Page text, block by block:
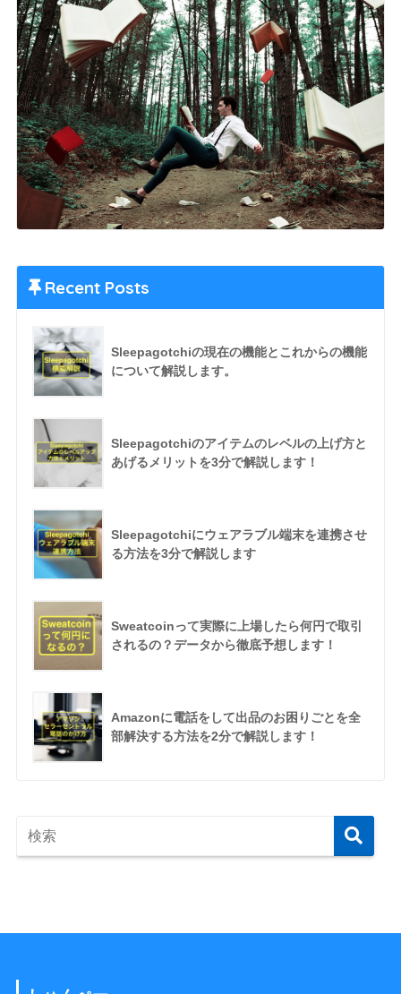
Recent Posts
Sleepagotchiの現在の機能とこれからの機能
について解説します。
Sleepagotchiのアイテムのレベルの上げ方と
あげるメリットを3分で解説します！
Sleepagotchiにウェアラブル端末を連携させ
る方法を3分で解説します
Sweatcoinって実際に上場したら何円で取引
されるの？データから徹底予想します！
Amazonに電話をして出品のお困りごとを全
部解決する方法を2分で解説します！